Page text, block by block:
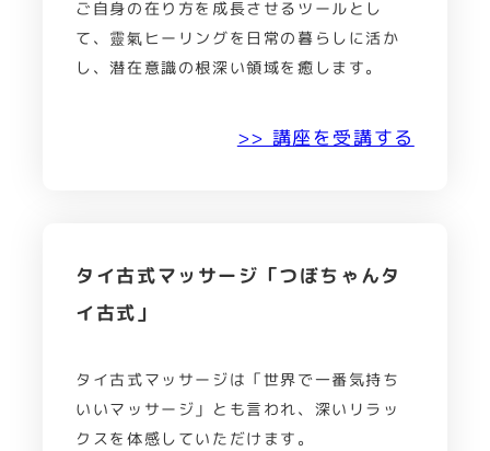
ご自身の在り方を成長させるツールとし
て、靈氣ヒーリングを日常の暮らしに活か
し、潜在意識の根深い領域を癒します。
>> 講座を受講する
タイ古式マッサージ「つぼちゃんタ
イ古式」
タイ古式マッサージは「世界で一番気持ち
いいマッサージ」とも言われ、深いリラッ
クスを体感していただけます。